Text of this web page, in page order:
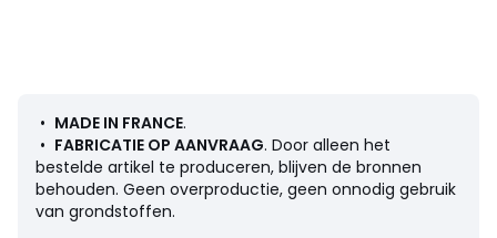
• Type matras : pocketveren en traagschuim
• + punt : goede ventilatie, slaaponafhankelijkheid. een
ware cocon, past zich perfect aan uw mofologie aan
Hoe kiest u uw beddengoed ? Zie onze gids op de website
Omschrijving
• MADE IN FRANCE.
• FABRICATIE OP AANVRAAG. Door alleen het
bestelde artikel te produceren, blijven de bronnen
behouden. Geen overproductie, geen onnodig gebruik
van grondstoffen.